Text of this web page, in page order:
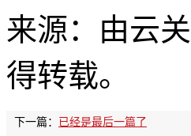
来源：由云
得转载。
下一篇： 已经是最后一篇了